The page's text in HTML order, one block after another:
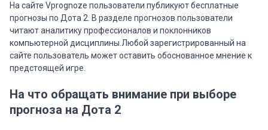
На сайте Vprognoze пользователи публикуют бесплатные
прогнозы по Дота 2. В разделе прогнозов пользователи
читают аналитику профессионалов и поклонников
компьютерной дисциплины.Любой зарегистрированный на
сайте пользователь может оставить обоснованное мнение к
предстоящей игре.
На что обращать внимание при выборе
прогноза на Дота 2